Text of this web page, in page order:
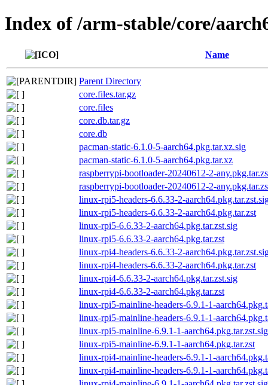
Index of /arm-stable/core/
Name
Parent Directory
core.files.tar.gz
core.files
core.db.tar.gz
core.db
pacman-static-6.1.0-5-aarch64.pkg.tar.xz.sig
pacman-static-6.1.0-5-aarch64.pkg.tar.xz
raspberrypi-bootloader-20240612-2-
raspberrypi-bootloader-20240612-2-
linux-rpi5-headers-6.6.33-2-
linux-rpi5-headers-6.6.33-2-aarch64.pkg.tar.zst
linux-rpi5-6.6.33-2-aarch64.pkg.tar.zst.sig
linux-rpi5-6.6.33-2-aarch64.pkg.tar.zst
linux-rpi4-headers-6.6.33-2-
linux-rpi4-headers-6.6.33-2-aarch64.pkg.tar.zst
linux-rpi4-6.6.33-2-aarch64.pkg.tar.zst.sig
linux-rpi4-6.6.33-2-aarch64.pkg.tar.zst
linux-rpi5-mainline-headers-6.9.1-1-
linux-rpi5-mainline-headers-6.9.1-1-
linux-rpi5-mainline-6.9.1-1-aarch64.pkg.tar.zst.sig
linux-rpi5-mainline-6.9.1-1-aarch64.pkg.tar.zst
linux-rpi4-mainline-headers-6.9.1-1-
linux-rpi4-mainline-headers-6.9.1-1-